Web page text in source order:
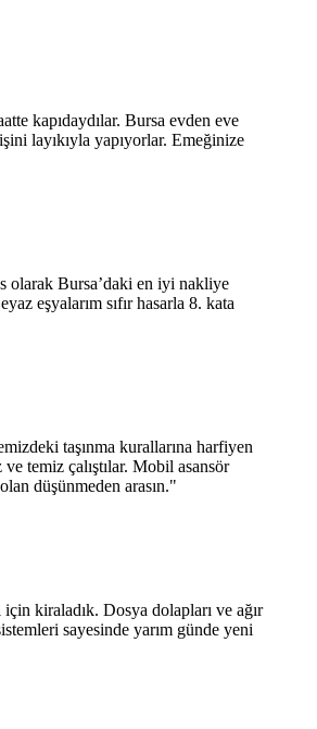
kapıdaydılar. Bursa evden eve
layıkıyla yapıyorlar. Emeğinize
olarak Bursa’daki en iyi nakliye
eşyalarım sıfır hasarla 8. kata
taşınma kurallarına harfiyen
temiz çalıştılar. Mobil asansör
düşünmeden arasın."
için kiraladık. Dosya dolapları ve ağır
sayesinde yarım günde yeni